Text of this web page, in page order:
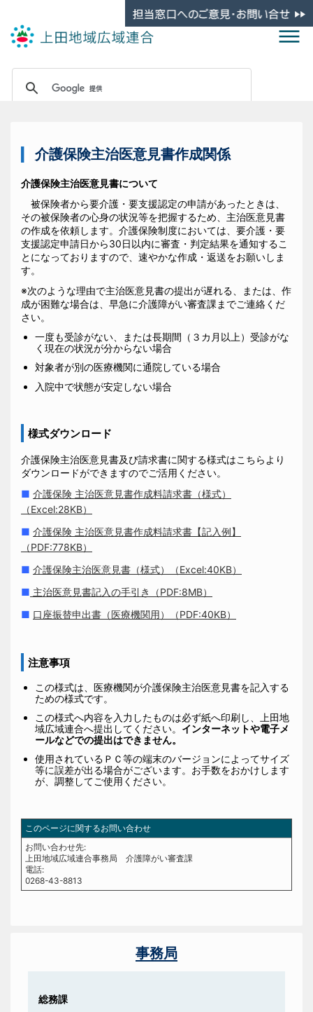
介護保険主治医意見書作成関係
介護保険主治医意見書について
被保険者から要介護・要支援認定の申請があったときは、
その被保険者の心身の状況等を把握するため、主治医意見書
の作成を依頼します。介護保険制度においては、要介護・要
支援認定申請日から30日以内に審査・判定結果を通知するこ
とになっておりますので、速やかな作成・返送をお願いしま
す。
※次のような理由で主治医意見書の提出が遅れる、または、作
成が困難な場合は、早急に介護障がい審査課までご連絡くだ
さい。
一度も受診がない、または長期間（３カ月以上）受診がな
く現在の状況が分からない場合
対象者が別の医療機関に通院している場合
入院中で状態が安定しない場合
様式ダウンロード
介護保険主治医意見書及び請求書に関する様式はこちらより
ダウンロードができますのでご活用ください。
■ 介護保険 主治医意見書作成料請求書（様式）
（Excel:28KB）
■ 介護保険 主治医意見書作成料請求書【記入例】
（PDF:778KB）
■ 介護保険主治医意見書（様式）（Excel:40KB）
■ 主治医意見書記入の手引き（PDF:8MB）
■ 口座振替申出書（医療機関用）（PDF:40KB）
注意事項
この様式は、医療機関が介護保険主治医意見書を記入する
ための様式です。
この様式へ内容を入力したものは必ず紙へ印刷し、上田地
域広域連合へ提出してください。 インターネットや電子メ
ールなどでの提出はできません。
使用されているＰＣ等の端末のバージョンによってサイズ
等に誤差が出る場合がございます。お手数をおかけします
が、調整してご使用ください。
このページに関するお問い合わせ
お問い合わせ先:
上田地域広域連合事務局 介護障がい審査課
電話:
0268-43-8813
事務局
総務課